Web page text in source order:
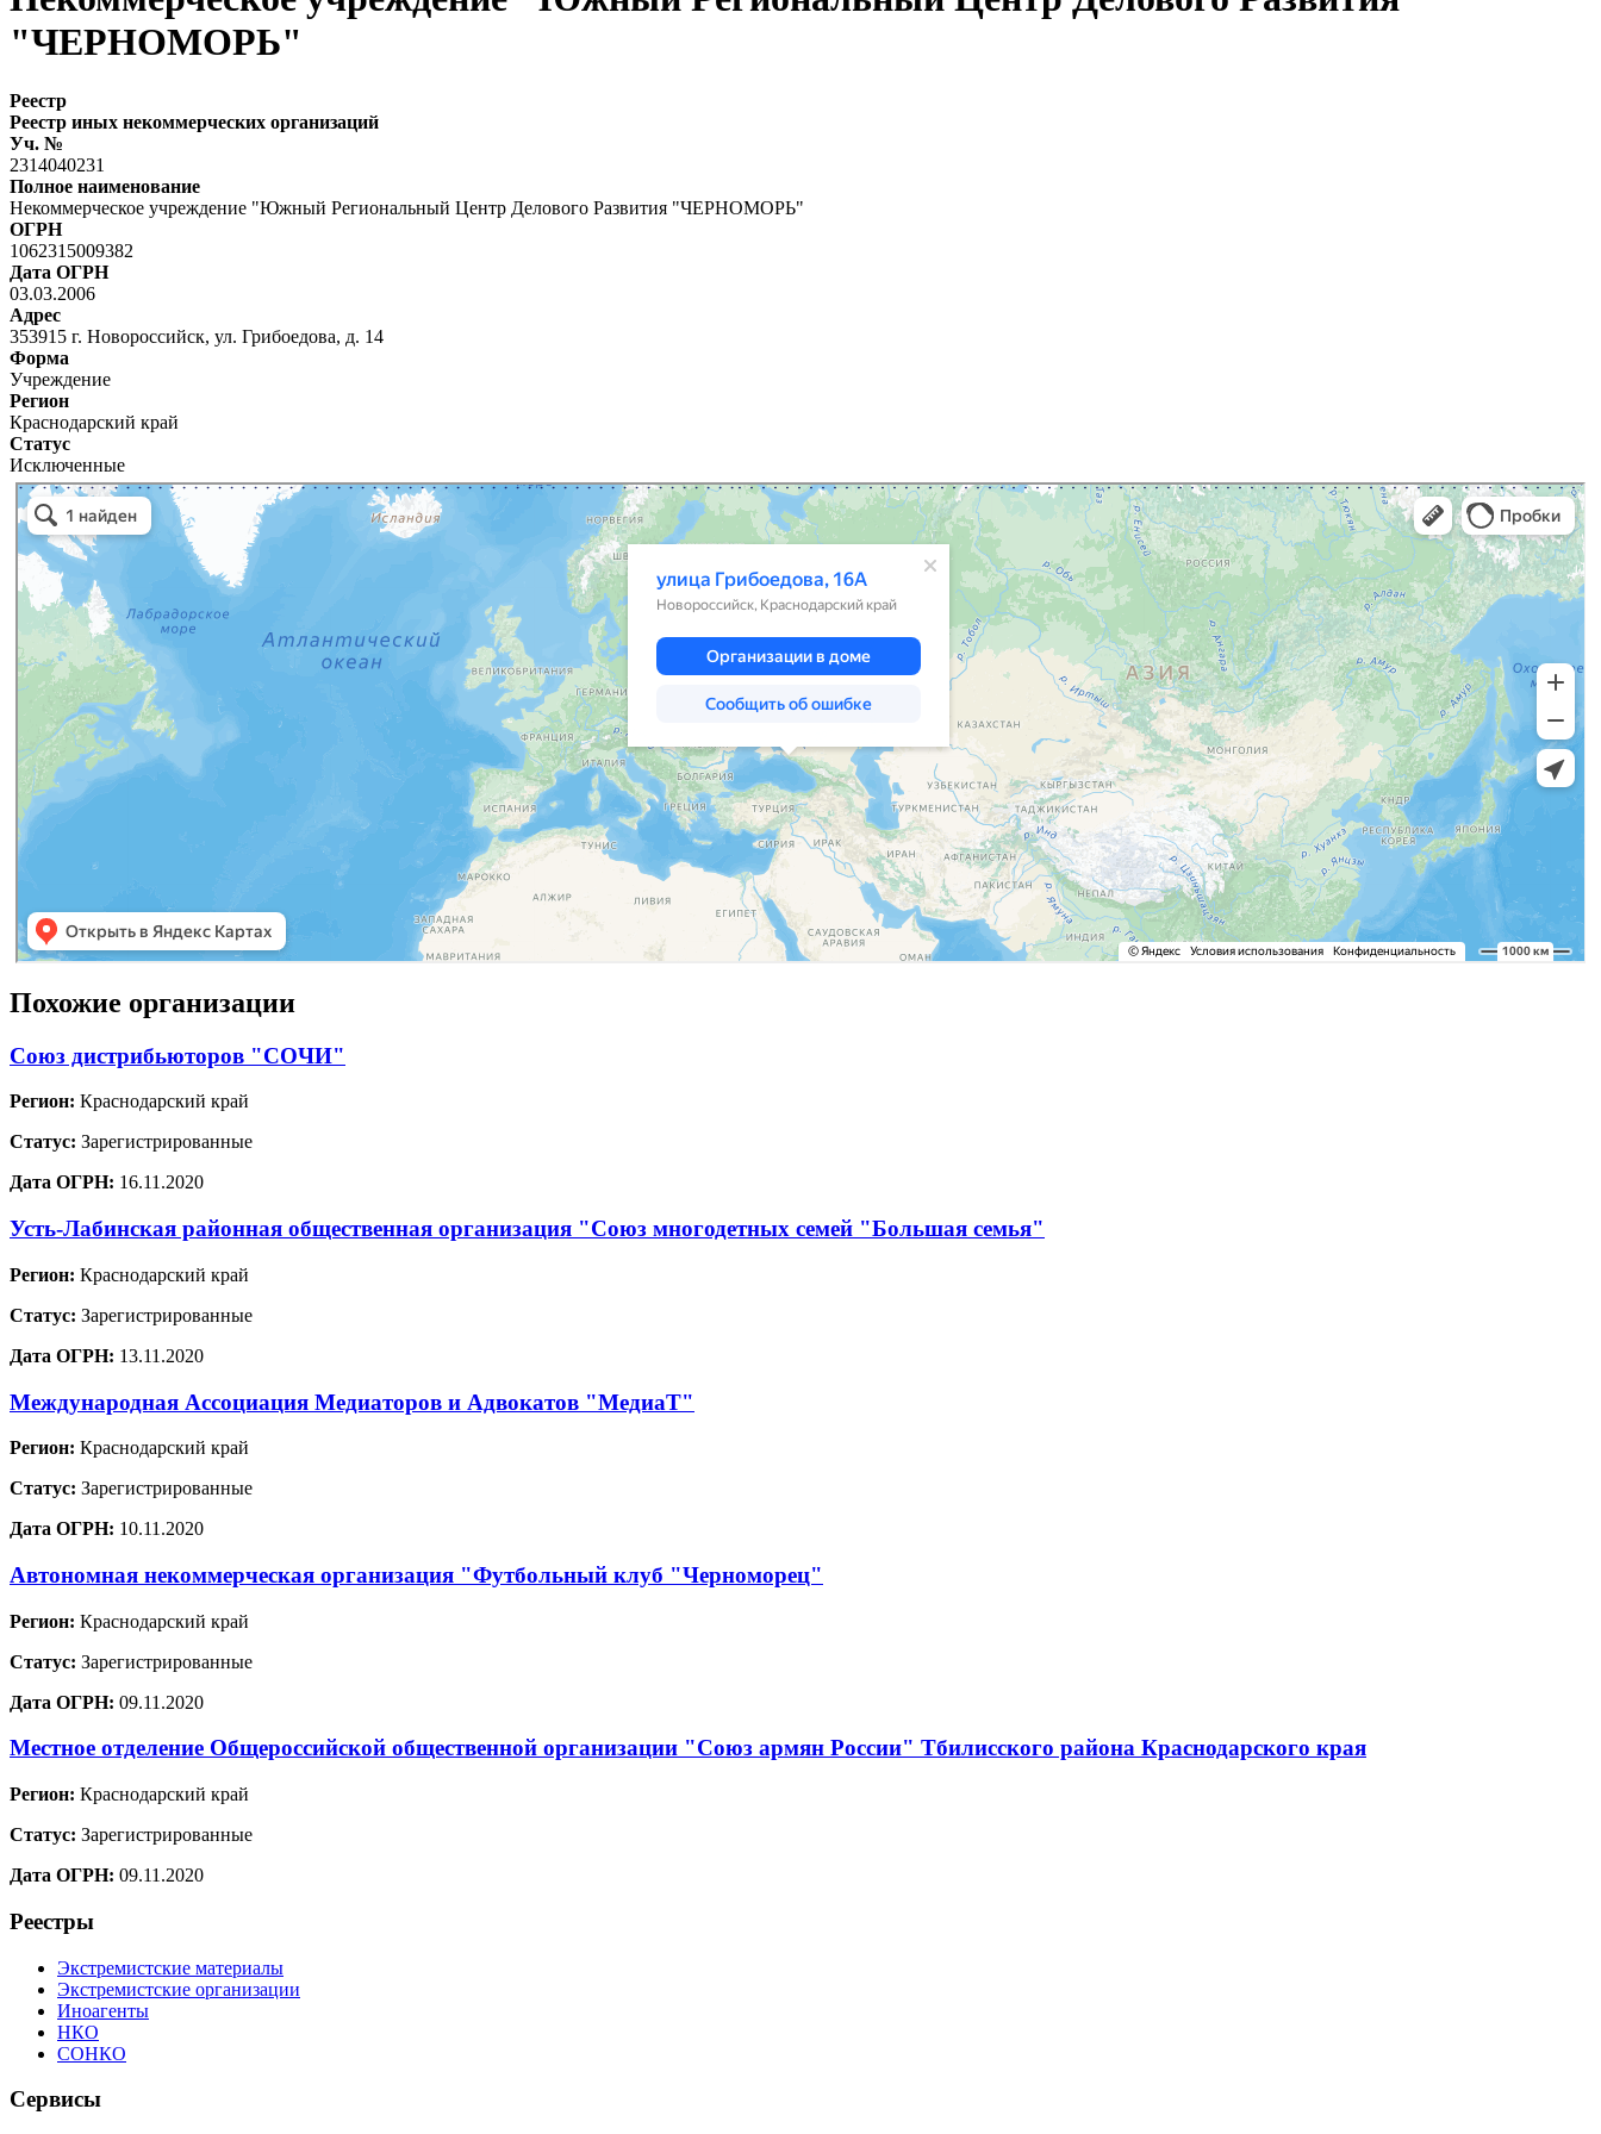
"ЧЕРНОМОРЬ"
Реестр
Реестр иных некоммерческих организаций
Уч. №
2314040231
Полное наименование
Некоммерческое учреждение "Южный Региональный Центр Делового Развития "ЧЕРНОМОРЬ"
ОГРН
1062315009382
Дата ОГРН
03.03.2006
Адрес
353915 г. Новороссийск, ул. Грибоедова, д. 14
Форма
Учреждение
Регион
Краснодарский край
Статус
Исключенные
Похожие организации
Союз дистрибьюторов "СОЧИ"
Регион: Краснодарский край
Статус: Зарегистрированные
Дата ОГРН: 16.11.2020
Усть-Лабинская районная общественная организация "Союз многодетных семей "Большая семья"
Регион: Краснодарский край
Статус: Зарегистрированные
Дата ОГРН: 13.11.2020
Международная Ассоциация Медиаторов и Адвокатов "МедиаТ"
Регион: Краснодарский край
Статус: Зарегистрированные
Дата ОГРН: 10.11.2020
Автономная некоммерческая организация "Футбольный клуб "Черноморец"
Регион: Краснодарский край
Статус: Зарегистрированные
Дата ОГРН: 09.11.2020
Местное отделение Общероссийской общественной организации "Союз армян России" Тбилисского района Краснодарского края
Регион: Краснодарский край
Статус: Зарегистрированные
Дата ОГРН: 09.11.2020
Реестры
Экстремистские материалы
Экстремистские организации
Иноагенты
НКО
СОНКО
Сервисы